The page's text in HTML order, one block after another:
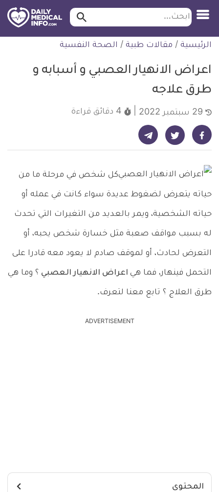
التخطي
للمحتوى
طبية
ابحث ابحث…
الرئيسية / مقالات طبية / الصحة النفسية
اعراض الانهيار العصبي و أسبابه و
طرق علاجه
4 دقائق قراءة
شارك على فيسبوك - ديلي ميديكال انفو شارك على تويتر - ديلي ميديكال انفو شارك على تيليجرام - ديلي ميديكال انفو
كل شخص في مرحلة ما من
حياته يتعرض لضغوط عديدة سواء كانت في عمله أو
حياته الشخصية، ويمر بالعديد من التغيرات التي تحدث
له بسبب مواقف صعبة مثل خسارة شخص يحبه، أو
التعرض لحادث، أو لموقف صادم لا يعود معه قادرا على
التحمل فينهار، فما هي اعراض الانهيار العصبي ؟ وما هي
طرق العلاج ؟ تابع معنا لتعرف.
ADVERTISEMENT
المحتوى